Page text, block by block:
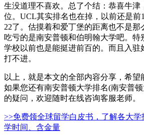
生没道理不喜欢。总了个结：恭喜牛津
位。UCL其实排名也在掉，以前还是前
22了。估摸着和爱丁堡的距离也不是
吃亏的是南安普顿和伯明翰大学吧。特
学校以前也是能挺进前百的。而且入驻
打不进。
以上，就是本文的全部内容分享，希望
如果您还有南安普顿大学排名(南安普
的疑问，欢迎随时在线咨询客服老师。
>>免费领全球留学白皮书，了解各大
学时间、含金量